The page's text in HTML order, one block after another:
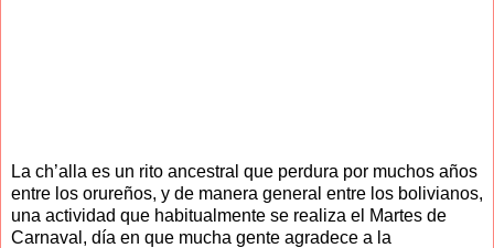
La ch’alla es un rito ancestral que perdura por muchos años
entre los orureños, y de manera general entre los bolivianos,
una actividad que habitualmente se realiza el Martes de
Carnaval, día en que mucha gente agradece a la